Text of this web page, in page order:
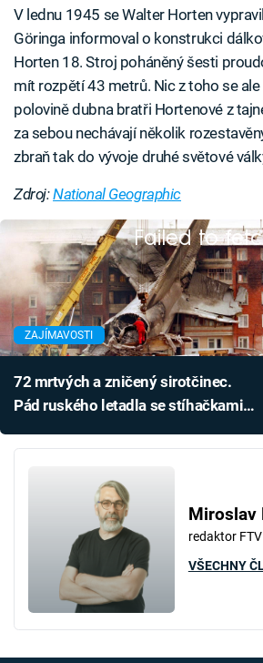
V lednu 1945 se Walter Horten
Göringa informoval o konstrukci
Horten 18. Stroj poháněný šesti
mít rozpětí 43 metrů. Nic z toho se
polovině dubna bratři Hortenové z
za sebou nechávají několik
zbraň tak do vývoje druhé světové
Zdroj:National Geographic
Failed to
ZAJÍMAVOSTI
72 mrtvých a zničený sirotčinec.
Pád ruského letadla se stíhačkami
Miroslav
redaktor
VŠECHNY